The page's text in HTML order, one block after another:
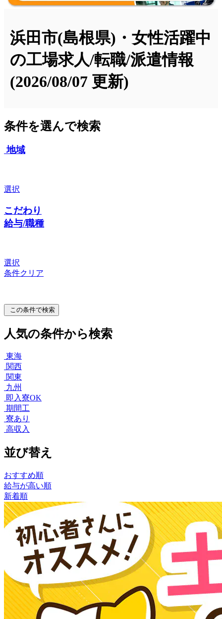
浜田市(島根県)・女性活躍中
の工場求人/転職/派遣情報
(2026/08/07 更新)
条件を選んで検索
地域
選択
こだわり
給与/職種
選択
条件クリア
この条件で検索
人気の条件から検索
東海
関西
関東
九州
即入寮OK
期間工
寮あり
高収入
並び替え
おすすめ順
給与が高い順
新着順